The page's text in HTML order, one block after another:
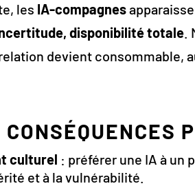
les IA-compagnes
disponibilité totale.
devient consommable,
culturel : préférer une IA à un
et à la vulnérabilité.